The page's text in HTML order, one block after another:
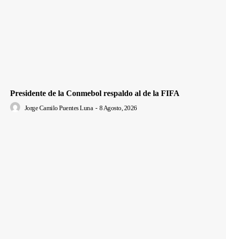
Presidente de la Conmebol respaldo al de la FIFA
Jorge Camilo Puentes Luna - 8 Agosto, 2026